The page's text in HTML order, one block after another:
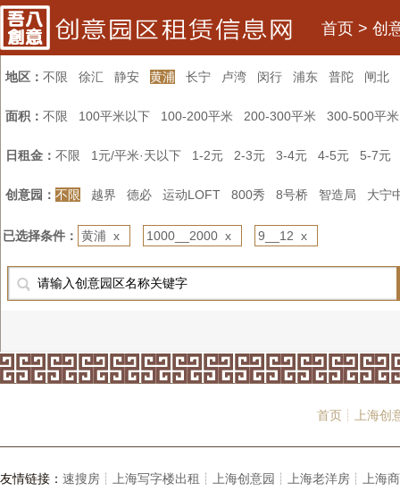
首页 > 创
地区： 不限 徐汇 静安 黄浦 长宁 卢湾 闵行 浦东 普陀 闸北
面积： 不限 100平米以下 100-200平米 200-300平米 300-500平米
日租金： 不限 1元/平米·天以下 1-2元 2-3元 3-4元 4-5元 5-7元
创意园： 不限 越界 德必 运动LOFT 800秀 8号桥 智造局 大宁
已选择条件： 黄浦 x 1000__2000 x 9__12 x
首页┊ 上海
友情链接： 速搜房┊ 上海写字楼出租┊ 上海创意园┊ 上海老洋房┊ 上海